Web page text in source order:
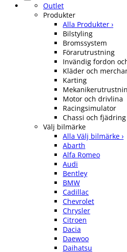
Outlet
Produkter
Alla Produkter ›
Bilstyling
Bromssystem
Förarutrustning
Invändig fordon
Kläder och
Karting
Motor och drivlina
Racingsimulator
Chassi och fjädring
Välj bilmärke
Alla Välj bilmärke ›
Abarth
Alfa Romeo
Audi
Bentley
BMW
Cadillac
Chevrolet
Chrysler
Citroen
Dacia
Daewoo
Daihatsu